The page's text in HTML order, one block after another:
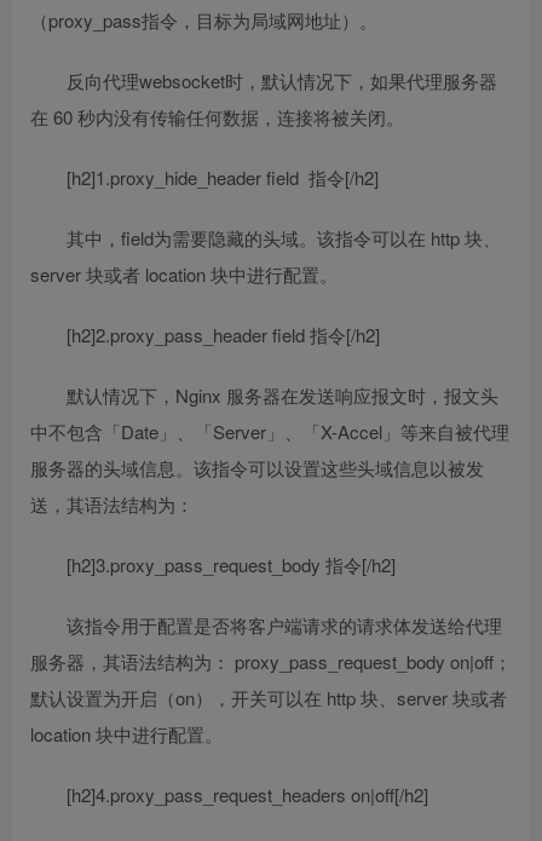
（proxy_pass指令，目标为局域网地址）。
反向代理websocket时，默认情况下，如果代理服务器
在 60 秒内没有传输任何数据，连接将被关闭。
[h2]1.proxy_hide_header field 指令[/h2]
其中，field为需要隐藏的头域。该指令可以在 http 块、
server 块或者 location 块中进行配置。
[h2]2.proxy_pass_header field 指令[/h2]
默认情况下，Nginx 服务器在发送响应报文时，报文头
中不包含「Date」、「Server」、「X-Accel」等来自被代理
服务器的头域信息。该指令可以设置这些头域信息以被发
送，其语法结构为：
[h2]3.proxy_pass_request_body 指令[/h2]
该指令用于配置是否将客户端请求的请求体发送给代理
服务器，其语法结构为： proxy_pass_request_body on|off；
默认设置为开启（on），开关可以在 http 块、server 块或者
location 块中进行配置。
[h2]4.proxy_pass_request_headers on|off[/h2]